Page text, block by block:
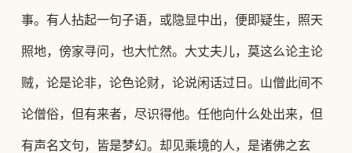
事。有人拈起一句子语，或隐显中出，便即疑生，照天
照地，傍家寻问，也大忙然。大丈夫儿，莫这么论主论
贼，论是论非，论色论财，论说闲话过日。山僧此间不
论僧俗，但有来者，尽识得他。任他向什么处出来，但
有声名文句，皆是梦幻。却见乘境的人，是诸佛之玄